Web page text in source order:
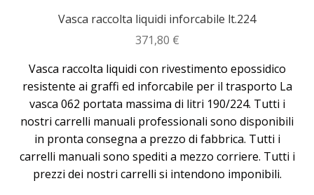
Vasca raccolta liquidi inforcabile lt.224
371,80 €
Vasca raccolta liquidi con rivestimento epossidico
resistente ai graffi ed inforcabile per il trasporto La
vasca 062 portata massima di litri 190/224. Tutti i
nostri carrelli manuali professionali sono disponibili
in pronta consegna a prezzo di fabbrica. Tutti i
carrelli manuali sono spediti a mezzo corriere. Tutti i
prezzi dei nostri carrelli si intendono imponibili.